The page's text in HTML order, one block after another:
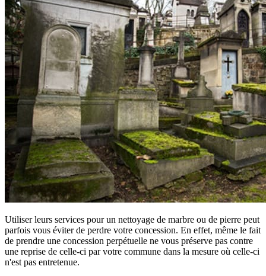
Utiliser leurs services pour un nettoyage de marbre ou de pierre peut
parfois vous éviter de perdre votre concession. En effet, même le fait
de prendre une concession perpétuelle ne vous préserve pas contre
une reprise de celle-ci par votre commune dans la mesure où celle-ci
n'est pas entretenue.